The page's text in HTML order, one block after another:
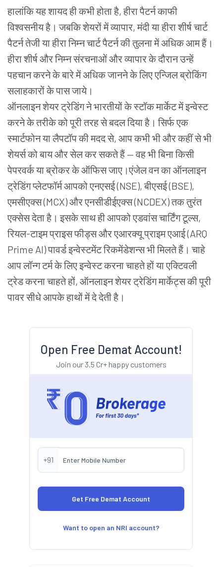
हालांकियहशायदहीकभीहोताहै,हीरापैटर्नकाफी
विश्वसनीयहै। जबकिशेयरोंमेंव्यापार,मंदीयाहीराशीर्षचार्ट
पैटर्नतेजीयाहीरानिम्नचार्टपैटर्नकीतुलनामेंअधिकआमहैं।
हीराशीर्षऔरनिम्नसंरचनाओंऔरव्यापारकेदौरानउन्हें
पहचानकरनेकेबारेमेंअधिकजाननेकेलिएएन्जिलब्रोकिंग
सलाहकारोंके पास जाये।
ऑनलाइन शेयर ट्रेडिंग ने भारतीयों के स्टॉक मार्केट में इन्वेस्ट
करने के तरीके को पूरी तरह से बदल दिया है। सिर्फ एक
स्मार्टफोन या लैपटॉप की मदद से, आप कभी भी और कहीं से भी
शेयर्स को बाय और सेल कर सकते हैं — वह भी बिना किसी
पेपरवर्क या ब्रोकर के ऑफिस जाए।एंजेल वन का ऑनलाइन
ट्रेडिंग प्लेटफॉर्म आपको एनएसई (NSE), बीएसई (BSE),
एमसीएक्स (MCX) और एनसीडीईएक्स (NCDEX) तक तुरंत
एक्सेस देता है। इसके साथ ही आपको एडवांस चार्टिंग टूल्स,
रियल-टाइम प्राइस फीड्स और एआरक्यू प्राइम एआई (ARQ
Prime AI) पावर्ड इन्वेस्टमेंट रिकमेंडेशन्स भी मिलते हैं। चाहे
आप लॉन्ग टर्म के लिए इन्वेस्ट करना चाहते हों या एक्टिवली
ट्रेड करना चाहते हों, ऑनलाइन शेयर ट्रेडिंग मार्केट्स की पूरी
पावर सीधे आपके हाथों में दे देती है।
Open Free Demat Account!
Join our 3.5 Cr+ happy customers
+91
Want to open an NRI account?